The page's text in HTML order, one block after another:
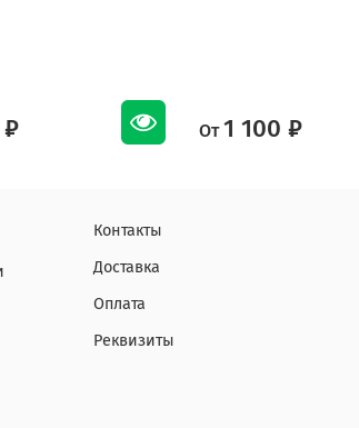
₽ От 1 100 ₽
Контакты
Доставка
Оплата
Реквизиты